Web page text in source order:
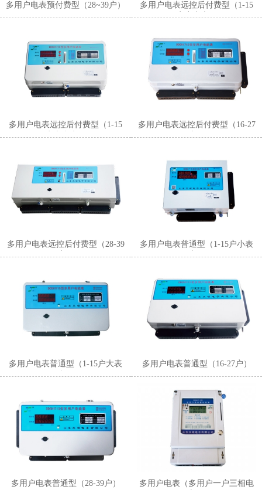
多用户电表预付费型（28~39户）
多用户电表远控后付费型（1-15
户小表壳）
多用户电表远控后付费型（1-15
户大表壳）
多用户电表远控后付费型（16-27
户）
多用户电表远控后付费型（28-39
户）
多用户电表普通型（1-15户小表
壳）
多用户电表普通型（1-15户大表
壳）
多用户电表普通型（16-27户）
多用户电表普通型（28-39户）
多用户电表（多用户一户三相电